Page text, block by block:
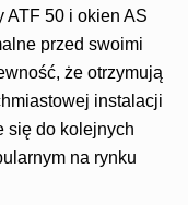
ATF 50 i okien AS
przed swoimi
że otrzymują
instalacji
się do kolejnych
na rynku